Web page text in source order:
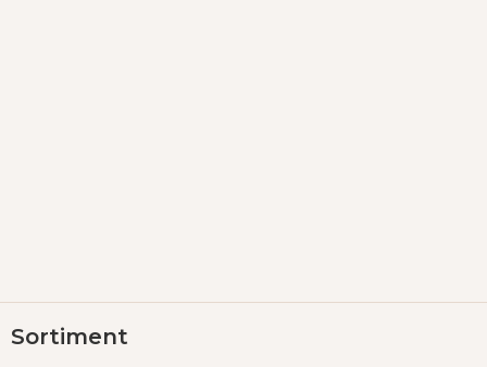
áSortiment